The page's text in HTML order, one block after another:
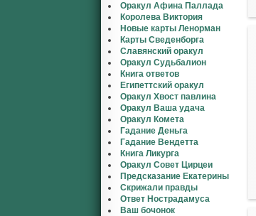
Оракул Афина Паллада
Королева Виктория
Новые карты Ленорман
Карты Сведенборга
Славянский оракул
Оракул Судьбалион
Книга ответов
Египеттский оракул
Оракул Хвост павлина
Оракул Ваша удача
Оракул Комета
Гадание Деньга
Гадание Вендетта
Книга Ликурга
Оракул Совет Цирцеи
Предсказание Екатерины
Скрижали правды
Ответ Нострадамуса
Ваш бочонок